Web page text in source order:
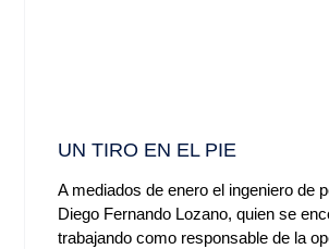
UN TIRO EN EL PIE
A mediados de enero el ingeniero de
Diego Fernando Lozano, quien se
trabajando como responsable de la